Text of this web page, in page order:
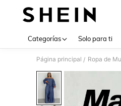
Categorías Solo para ti
Página principal / Ropa de